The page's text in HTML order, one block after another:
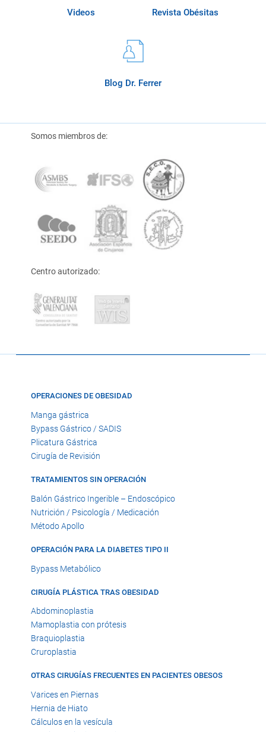
Videos Revista Obésitas
Blog Dr. Ferrer
Somos miembros de:
Centro autorizado:
OPERACIONES DE OBESIDAD
Manga gástrica
Bypass Gástrico / SADIS
Plicatura Gástrica
Cirugía de Revisión
TRATAMIENTOS SIN OPERACIÓN
Balón Gástrico Ingerible – Endoscópico
Nutrición / Psicología / Medicación
Método Apollo
OPERACIÓN PARA LA DIABETES TIPO II
Bypass Metabólico
CIRUGÍA PLÁSTICA TRAS OBESIDAD
Abdominoplastia
Mamoplastia con prótesis
Braquioplastia
Cruroplastia
OTRAS CIRUGÍAS FRECUENTES EN PACIENTES OBESOS
Varices en Piernas
Hernia de Hiato
Cálculos en la vesícula